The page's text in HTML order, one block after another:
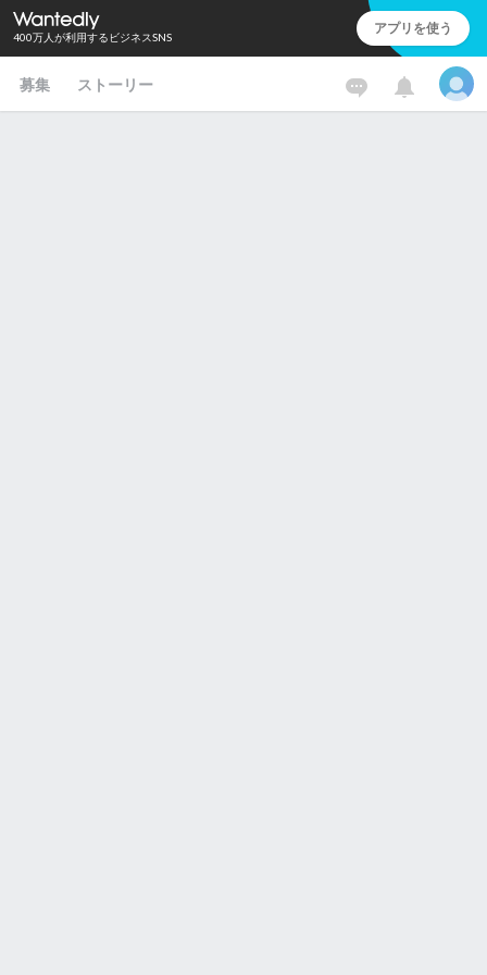
400万人が利用するビジネスSNS アプリを使う
募集 ストーリー